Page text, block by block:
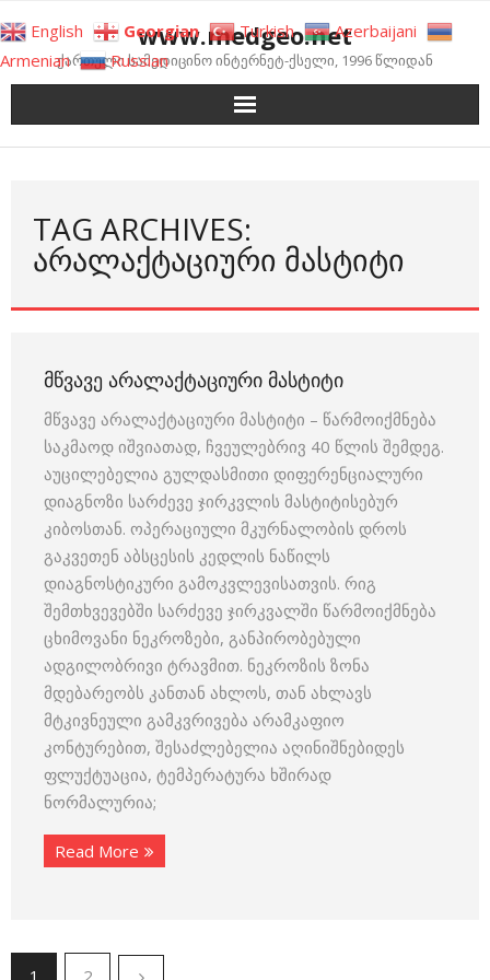
to
content
www.medgeo.net
ქართული სამედიცინო ინტერნეტ-ქსელი, 1996 წლიდან
TAG ARCHIVES:
ᲐᲠᲐᲚᲐᲥᲢᲐᲪᲘᲣᲠᲘ ᲛᲐᲡᲢᲘᲢᲘ
ᲛᲬᲕᲐᲕᲔ ᲐᲠᲐᲚᲐᲥᲢᲐᲪᲘᲣᲠᲘ ᲛᲐᲡᲢᲘᲢᲘ
მწვავე არალაქტაციური მასტიტი – წარმოიქმნება
საკმაოდ იშვიათად, ჩვეულებრივ 40 წლის შემდეგ.
აუცილებელია გულდასმითი დიფერენციალური
დიაგნოზი სარძევე ჯირკვლის მასტიტისებურ
კიბოსთან. ოპერაციული მკურნალობის დროს
გაკვეთენ აბსცესის კედლის ნაწილს
დიაგნოსტიკური გამოკვლევისათვის. რიგ
შემთხვევებში სარძევე ჯირკვალში წარმოიქმნება
ცხიმოვანი ნეკროზები, განპირობებული
ადგილობრივი ტრავმით. ნეკროზის ზონა
მდებარეობს კანთან ახლოს, თან ახლავს
მტკივნეული გამკვრივება არამკაფიო
კონტურებით, შესაძლებელია აღინიშნებიდეს
ფლუქტუაცია, ტემპერატურა ხშირად
ნორმალურია;
Read More
1 2
English Georgian Turkish
Azerbaijani
Armenian
Russian